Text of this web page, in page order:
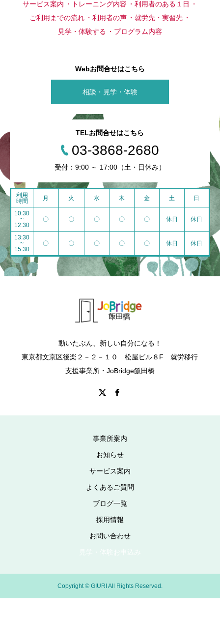
サービス案内 トレーニング内容
利用者のある１日
ご利用までの流れ
利用者の声
就労先・実習先
見学・体験する
プログラム内容
Webお問合せはこちら
相談・見学・体験
TELお問合せはこちら
03-3868-2680
受付：9:00 ～ 17:00（土・日休み）
利用
時間
月 火 水 木 金 土 日
10:30
~
12:30
〇 〇 〇 〇 〇 休日 休日
13:30
~
15:30
〇 〇 〇 〇 〇 休日 休日
動いたぶん、新しい自分になる！
東京都文京区後楽２－２－１０ 松屋ビル８F 就労移行
支援事業所・JoBridge飯田橋
事業所案内
お知らせ
サービス案内
よくあるご質問
ブログ一覧
採用情報
お問い合わせ
見学・体験お申込み
Copyright © GIURI All Rights Reserved.